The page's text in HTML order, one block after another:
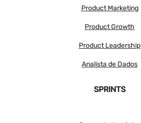
Product Marketing
Product Growth
Product Leadership
Analista de Dados
SPRINTS